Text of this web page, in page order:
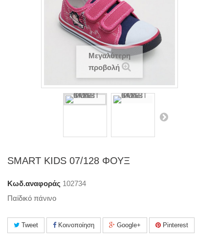
Μεγαλύτερη
προβολή
SMART KIDS 07/128 ΦΟΥΞ
Κωδ.αναφοράς 102734
Παίδικό πάνινο
Tweet Κοινοποίηση Google+ Pinterest